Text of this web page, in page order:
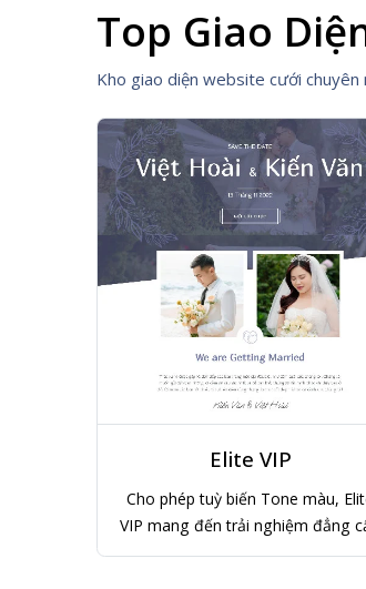
Top Giao
Kho giao diện website cưới
M-135
Mobile-First: Tối ưu hiển thị tuyệt
trên mọi thiết bị di động, phong
đơn giản, tinh tế, không thể hiện